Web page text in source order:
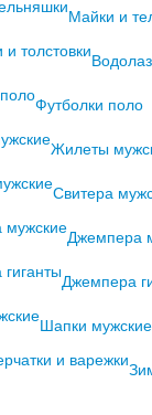
Майки и
Футболки поло
Жилеты
Свитера
Джемпера
Джемпера
Шапки мужские